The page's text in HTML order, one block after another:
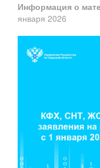
Информация о
января 2026